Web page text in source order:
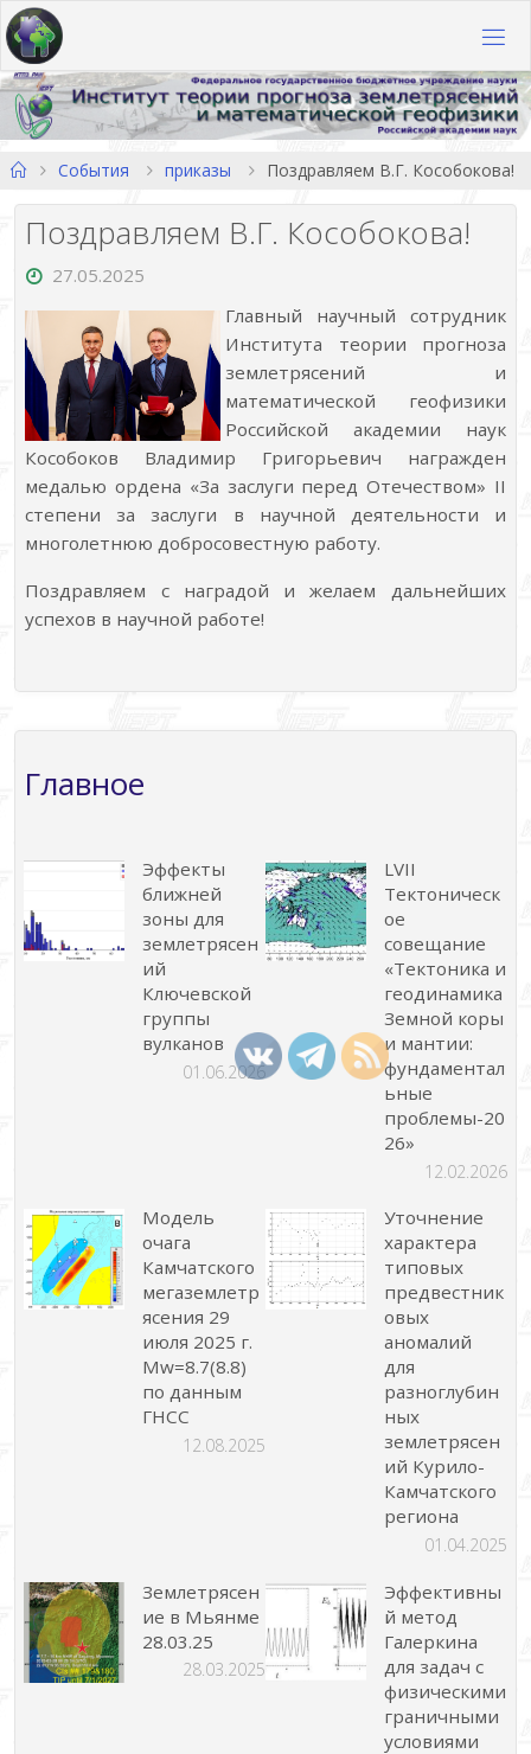
Перейти
к
содержимому
ГлавнаяСобытия приказы Поздравляем В.Г. Кособокова!
Поздравляем В.Г. Кособокова!
27.05.2025
Главный научный сотрудник
Института теории прогноза
землетрясений и
математической геофизики
Российской академии наук
Кособоков Владимир Григорьевич награжден
медалью ордена «За заслуги перед Отечеством» II
степени за заслуги в научной деятельности и
многолетнюю добросовестную работу.
Поздравляем с наградой и желаем дальнейших
успехов в научной работе!
Главное
Эффекты
ближней
зоны для
землетрясен
ий
Ключевской
группы
вулканов
01.06.2026
LVII
Тектоническ
ое
совещание
«Тектоника и
геодинамика
Земной коры
и мантии:
фундаментал
ьные
проблемы-20
26»
12.02.2026
Модель
очага
Камчатского
мегаземлетр
ясения 29
июля 2025 г.
Mw=8.7(8.8)
по данным
ГНСС
12.08.2025
Уточнение
характера
типовых
предвестник
овых
аномалий
для
разноглубин
ных
землетрясен
ий Курило-
Камчатского
региона
01.04.2025
Землетрясен
ие в Мьянме
28.03.25
28.03.2025
Эффективны
й метод
Галеркина
для задач с
физическими
граничными
условиями